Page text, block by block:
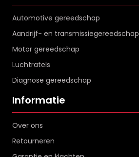
Automotive gereedschap
Aandrijf- en transmissiegereedschap
Motor gereedschap
Luchtratels
Diagnose gereedschap
Informatie
Over ons
Retourneren